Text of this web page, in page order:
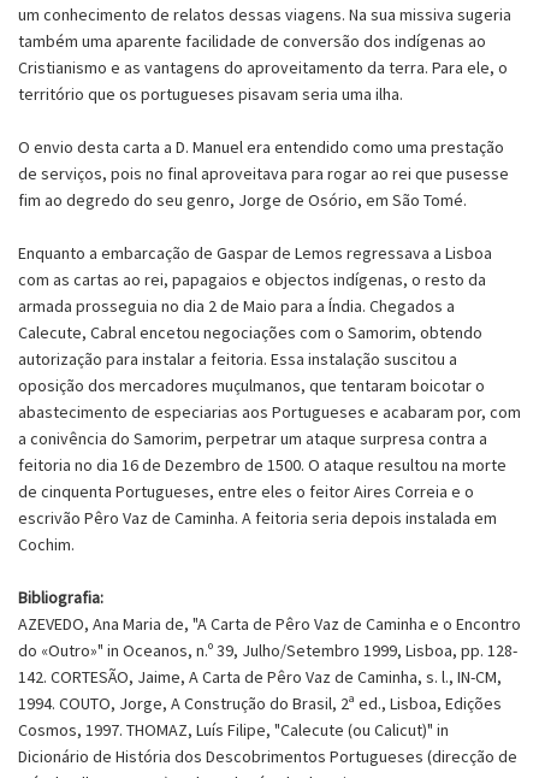
um conhecimento de relatos dessas viagens. Na sua missiva sugeria
também uma aparente facilidade de conversão dos indígenas ao
Cristianismo e as vantagens do aproveitamento da terra. Para ele, o
território que os portugueses pisavam seria uma ilha.
O envio desta carta a D. Manuel era entendido como uma prestação
de serviços, pois no final aproveitava para rogar ao rei que pusesse
fim ao degredo do seu genro, Jorge de Osório, em São Tomé.
Enquanto a embarcação de Gaspar de Lemos regressava a Lisboa
com as cartas ao rei, papagaios e objectos indígenas, o resto da
armada prosseguia no dia 2 de Maio para a Índia. Chegados a
Calecute, Cabral encetou negociações com o Samorim, obtendo
autorização para instalar a feitoria. Essa instalação suscitou a
oposição dos mercadores muçulmanos, que tentaram boicotar o
abastecimento de especiarias aos Portugueses e acabaram por, com
a conivência do Samorim, perpetrar um ataque surpresa contra a
feitoria no dia 16 de Dezembro de 1500. O ataque resultou na morte
de cinquenta Portugueses, entre eles o feitor Aires Correia e o
escrivão Pêro Vaz de Caminha. A feitoria seria depois instalada em
Cochim.
Bibliografia:
AZEVEDO, Ana Maria de, "A Carta de Pêro Vaz de Caminha e o Encontro
do «Outro»" in Oceanos, n.º 39, Julho/Setembro 1999, Lisboa, pp. 128-
142. CORTESÃO, Jaime, A Carta de Pêro Vaz de Caminha, s. l., IN-CM,
1994. COUTO, Jorge, A Construção do Brasil, 2ª ed., Lisboa, Edições
Cosmos, 1997. THOMAZ, Luís Filipe, "Calecute (ou Calicut)" in
Dicionário de História dos Descobrimentos Portugueses (direcção de